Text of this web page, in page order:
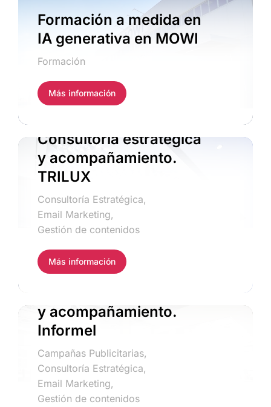
Formación a medida en
IA generativa en MOWI
Formación
Más información
Consultoría estratégica
y acompañamiento.
TRILUX
Consultoría Estratégica,
Email Marketing,
Gestión de contenidos
Más información
y acompañamiento.
Informel
Campañas Publicitarias,
Consultoría Estratégica,
Email Marketing,
Gestión de contenidos